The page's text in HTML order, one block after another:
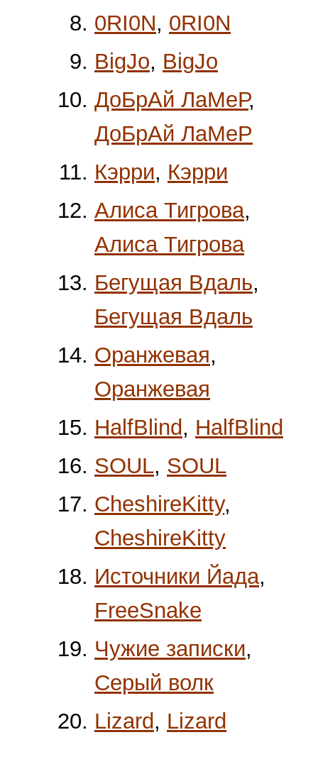
0RI0N, 0RI0N
BigJo, BigJo
ДоБрАй ЛаМеР,
ДоБрАй ЛаМеР
Кэрри, Кэрри
Алиса Тигрова,
Алиса Тигрова
Бегущая Вдаль,
Бегущая Вдаль
Оранжевая,
Оранжевая
HalfBlind, HalfBlind
SOUL, SOUL
CheshireKitty,
CheshireKitty
Источники Йада,
FreeSnake
Чужие записки,
Серый волк
Lizard, Lizard